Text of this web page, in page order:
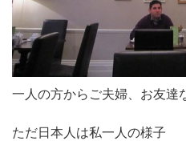
一人の方からご夫婦、お友達
ただ日本人は私一人の様子